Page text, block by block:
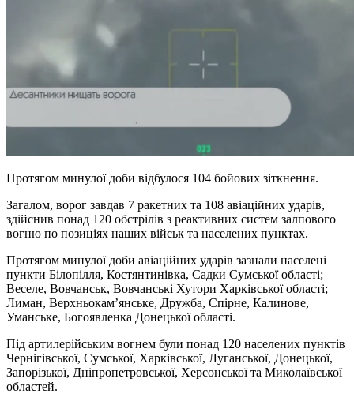
Протягом минулої доби відбулося 104 бойових зіткнення.
Загалом, ворог завдав 7 ракетних та 108 авіаційних ударів,
здійснив понад 120 обстрілів з реактивних систем залпового
вогню по позиціях наших військ та населених пунктах.
Протягом минулої доби авіаційних ударів зазнали населені
пункти Білопілля, Костянтинівка, Садки Сумської області;
Веселе, Вовчанськ, Вовчанські Хутори Харківської області;
Лиман, Верхньокам’янське, Дружба, Спірне, Калинове,
Уманське, Богоявленка Донецької області.
Під артилерійським вогнем були понад 120 населених пунктів
Чернігівської, Сумської, Харківської, Луганської, Донецької,
Запорізької, Дніпропетровської, Херсонської та Миколаївської
областей.